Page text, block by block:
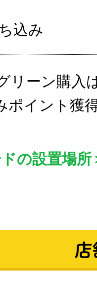
込み
ーン購入
ポイント獲
の設置場所